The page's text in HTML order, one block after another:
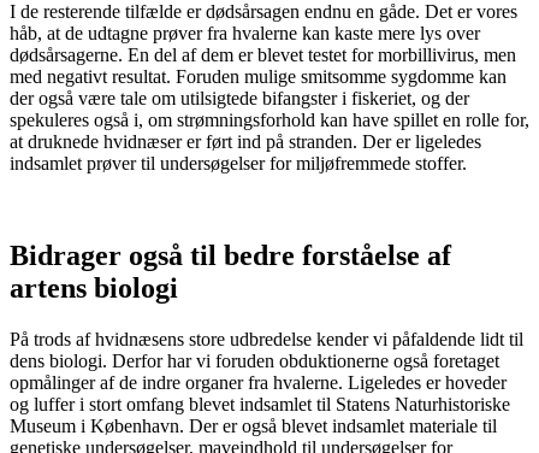
I de resterende tilfælde er dødsårsagen endnu en gåde. Det er vores
håb, at de udtagne prøver fra hvalerne kan kaste mere lys over
dødsårsagerne. En del af dem er blevet testet for morbillivirus, men
med negativt resultat. Foruden mulige smitsomme sygdomme kan
der også være tale om utilsigtede bifangster i fiskeriet, og der
spekuleres også i, om strømningsforhold kan have spillet en rolle for,
at druknede hvidnæser er ført ind på stranden. Der er ligeledes
indsamlet prøver til undersøgelser for miljøfremmede stoffer.
Bidrager også til bedre forståelse af
artens biologi
På trods af hvidnæsens store udbredelse kender vi påfaldende lidt til
dens biologi. Derfor har vi foruden obduktionerne også foretaget
opmålinger af de indre organer fra hvalerne. Ligeledes er hoveder
og luffer i stort omfang blevet indsamlet til Statens Naturhistoriske
Museum i København. Der er også blevet indsamlet materiale til
genetiske undersøgelser, maveindhold til undersøgelser for